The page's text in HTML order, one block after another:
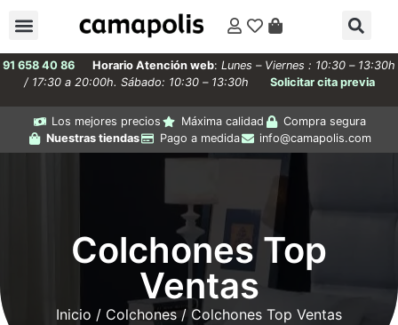
91 658 40 86 Horario Atención web: Lunes – Viernes : 10:30 – 13:30h
/ 17:30 a 20:00h. Sábado: 10:30 – 13:30h
Solicitar cita previa
Los mejores precios Máxima calidad
Compra segura
Nuestras tiendas
Pago a medida info@camapolis.com
Colchones Top
Ventas
Inicio / Colchones/ Colchones Top Ventas